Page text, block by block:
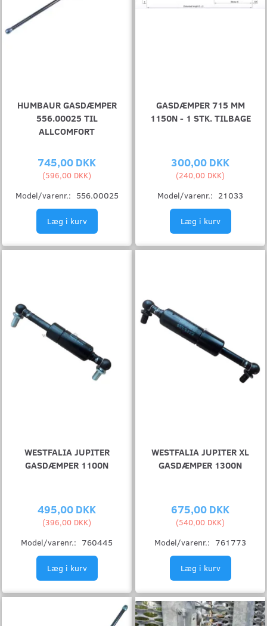
HUMBAUR GASDÆMPER
556.00025 TIL
ALLCOMFORT
745,00 DKK
(596,00 DKK)
Model/varenr.: 556.00025
Læg i kurv
GASDÆMPER 715 MM
1150N - 1 STK. TILBAGE
300,00 DKK
(240,00 DKK)
Model/varenr.: 21033
Læg i kurv
WESTFALIA JUPITER
GASDÆMPER 1100N
495,00 DKK
(396,00 DKK)
Model/varenr.: 760445
Læg i kurv
WESTFALIA JUPITER XL
GASDÆMPER 1300N
675,00 DKK
(540,00 DKK)
Model/varenr.: 761773
Læg i kurv